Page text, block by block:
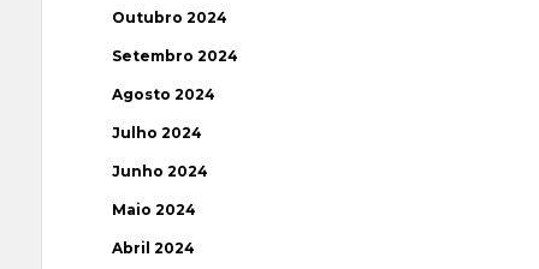
Outubro 2024
Setembro 2024
Agosto 2024
Julho 2024
Junho 2024
Maio 2024
Abril 2024